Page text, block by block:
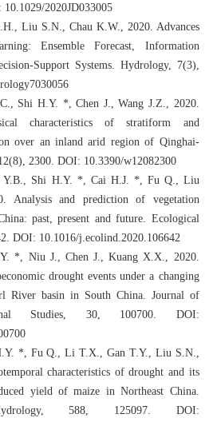
2020JD033005
Liu S.N., Chau K.W., 2020. Advances
Ensemble Forecast, Information
Support Systems. Hydrology, 7(3),
Shi H.Y. *, Chen J., Wang J.Z., 2020.
characteristics of stratiform and
over an inland arid region of Qinghai-
2300. DOI: 10.3390/w12082300
Y.B., Shi H.Y. *, Cai H.J. *, Fu Q., Liu
Analysis and prediction of vegetation
past, present and future. Ecological
DOI: 10.1016/j.ecolind.2020.106642
*, Niu J., Chen J., Kuang X.X., 2020.
drought events under a changing
River basin in South China. Journal of
Studies, 30, 100700. DOI:
*, Fu Q., Li T.X., Gan T.Y., Liu S.N.,
characteristics of drought and its
yield of maize in Northeast China.
588, 125097. DOI: